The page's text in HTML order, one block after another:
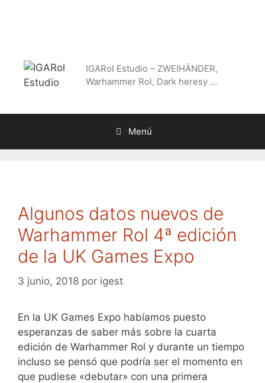
IGARol Estudio – ZWEIHÄNDER,
Warhammer Rol, Dark heresy …
Menú
Algunos datos nuevos de
Warhammer Rol 4ª edición
de la UK Games Expo
3 junio, 2018 por igest
En la UK Games Expo habíamos puesto
esperanzas de saber más sobre la cuarta
edición de Warhammer Rol y durante un tiempo
incluso se pensó que podría ser el momento en
que pudiese «debutar» con una primera